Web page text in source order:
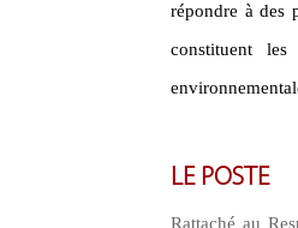
répondre à des
constituent
LE POSTE
Rattaché au